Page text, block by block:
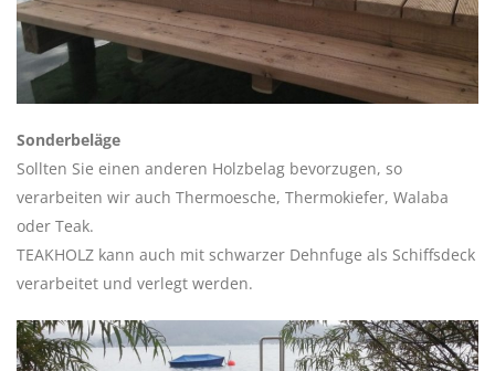
Sonderbeläge
Sollten Sie einen anderen Holzbelag bevorzugen, so
verarbeiten wir auch Thermoesche, Thermokiefer, Walaba
oder Teak.
TEAKHOLZ kann auch mit schwarzer Dehnfuge als Schiffsdeck
verarbeitet und verlegt werden.